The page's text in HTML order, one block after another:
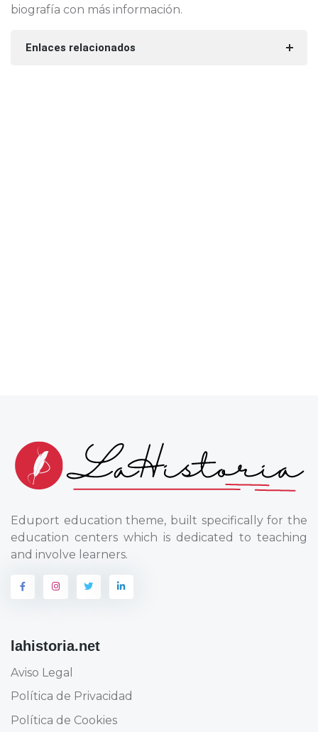
biografía con más información.
Enlaces relacionados
Eduport education theme, built specifically for the
education centers which is dedicated to teaching
and involve learners.
lahistoria.net
Aviso Legal
Política de Privacidad
Política de Cookies